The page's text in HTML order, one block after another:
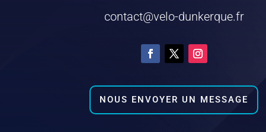
contact@velo-dunkerque.fr
NOUS ENVOYER UN MESSAGE